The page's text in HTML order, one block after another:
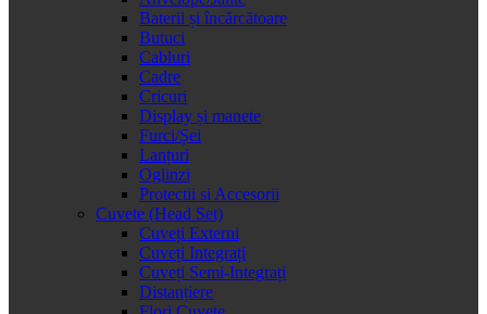
Baterii și încărcătoare
Butuci
Cabluri
Cadre
Cricuri
Display și manete
Furci/Șei
Lanțuri
Oglinzi
Protectii si Accesorii
Cuvete (Head Set)
Cuveți Externi
Cuveți Integrați
Cuveți Semi-Integrați
Distanțiere